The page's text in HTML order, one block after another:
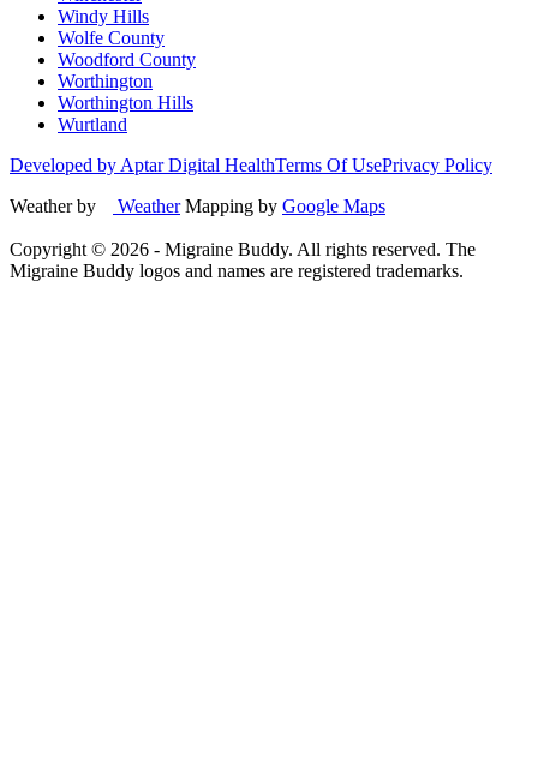
Windy Hills
Wolfe County
Woodford County
Worthington
Worthington Hills
Wurtland
Developed by Aptar Digital HealthTerms Of UsePrivacy Policy
Weather by
WeatherMapping by Google Maps
Copyright © 2026 - Migraine Buddy. All rights reserved. The
Migraine Buddy logos and names are registered trademarks.